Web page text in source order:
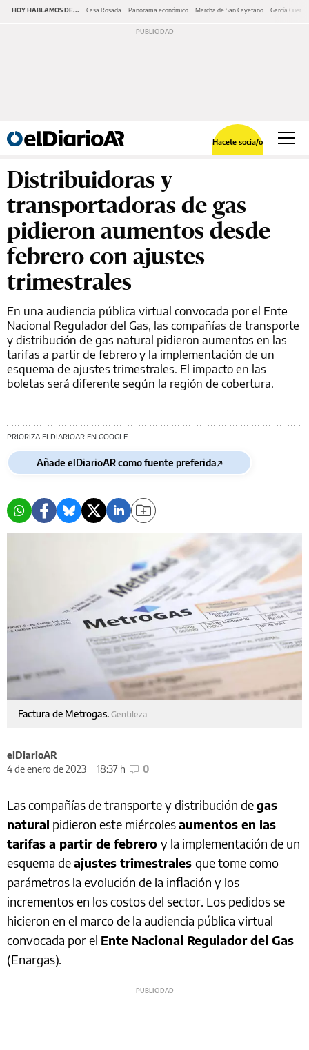
HOY HABLAMOS DE... Casa Rosada Panorama económico Marcha de San Cayetano García Cuerva
Hacete socia/o
Distribuidoras y
transportadoras de gas
pidieron aumentos desde
febrero con ajustes
trimestrales
En una audiencia pública virtual convocada por el Ente
Nacional Regulador del Gas, las compañías de transporte
y distribución de gas natural pidieron aumentos en las
tarifas a partir de febrero y la implementación de un
esquema de ajustes trimestrales. El impacto en las
boletas será diferente según la región de cobertura.
PRIORIZA ELDIARIOAR EN GOOGLE
Añade elDiarioAR como fuente preferida
Factura de Metrogas.Gentileza
elDiarioAR
4 de enero de 2023
18:37 h 0
Las compañías de transporte y distribución degas
natural pidieron este miércolesaumentos en las
tarifas a partir de febrero y la implementación de un
esquema deajustes trimestrales que tome como
parámetros la evolución de la inflación y los
incrementos en los costos del sector. Los pedidos se
hicieron en el marco de la audiencia pública virtual
convocada por el Ente Nacional Regulador del Gas
(Enargas).